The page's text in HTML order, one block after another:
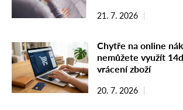
21. 7. 2026
Chytře na online
nemůžete využít
vrácení zboží
20. 7. 2026